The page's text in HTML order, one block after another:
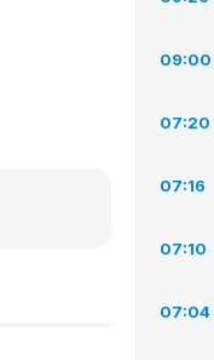
09:00
07:20
07:16
07:10
07:04